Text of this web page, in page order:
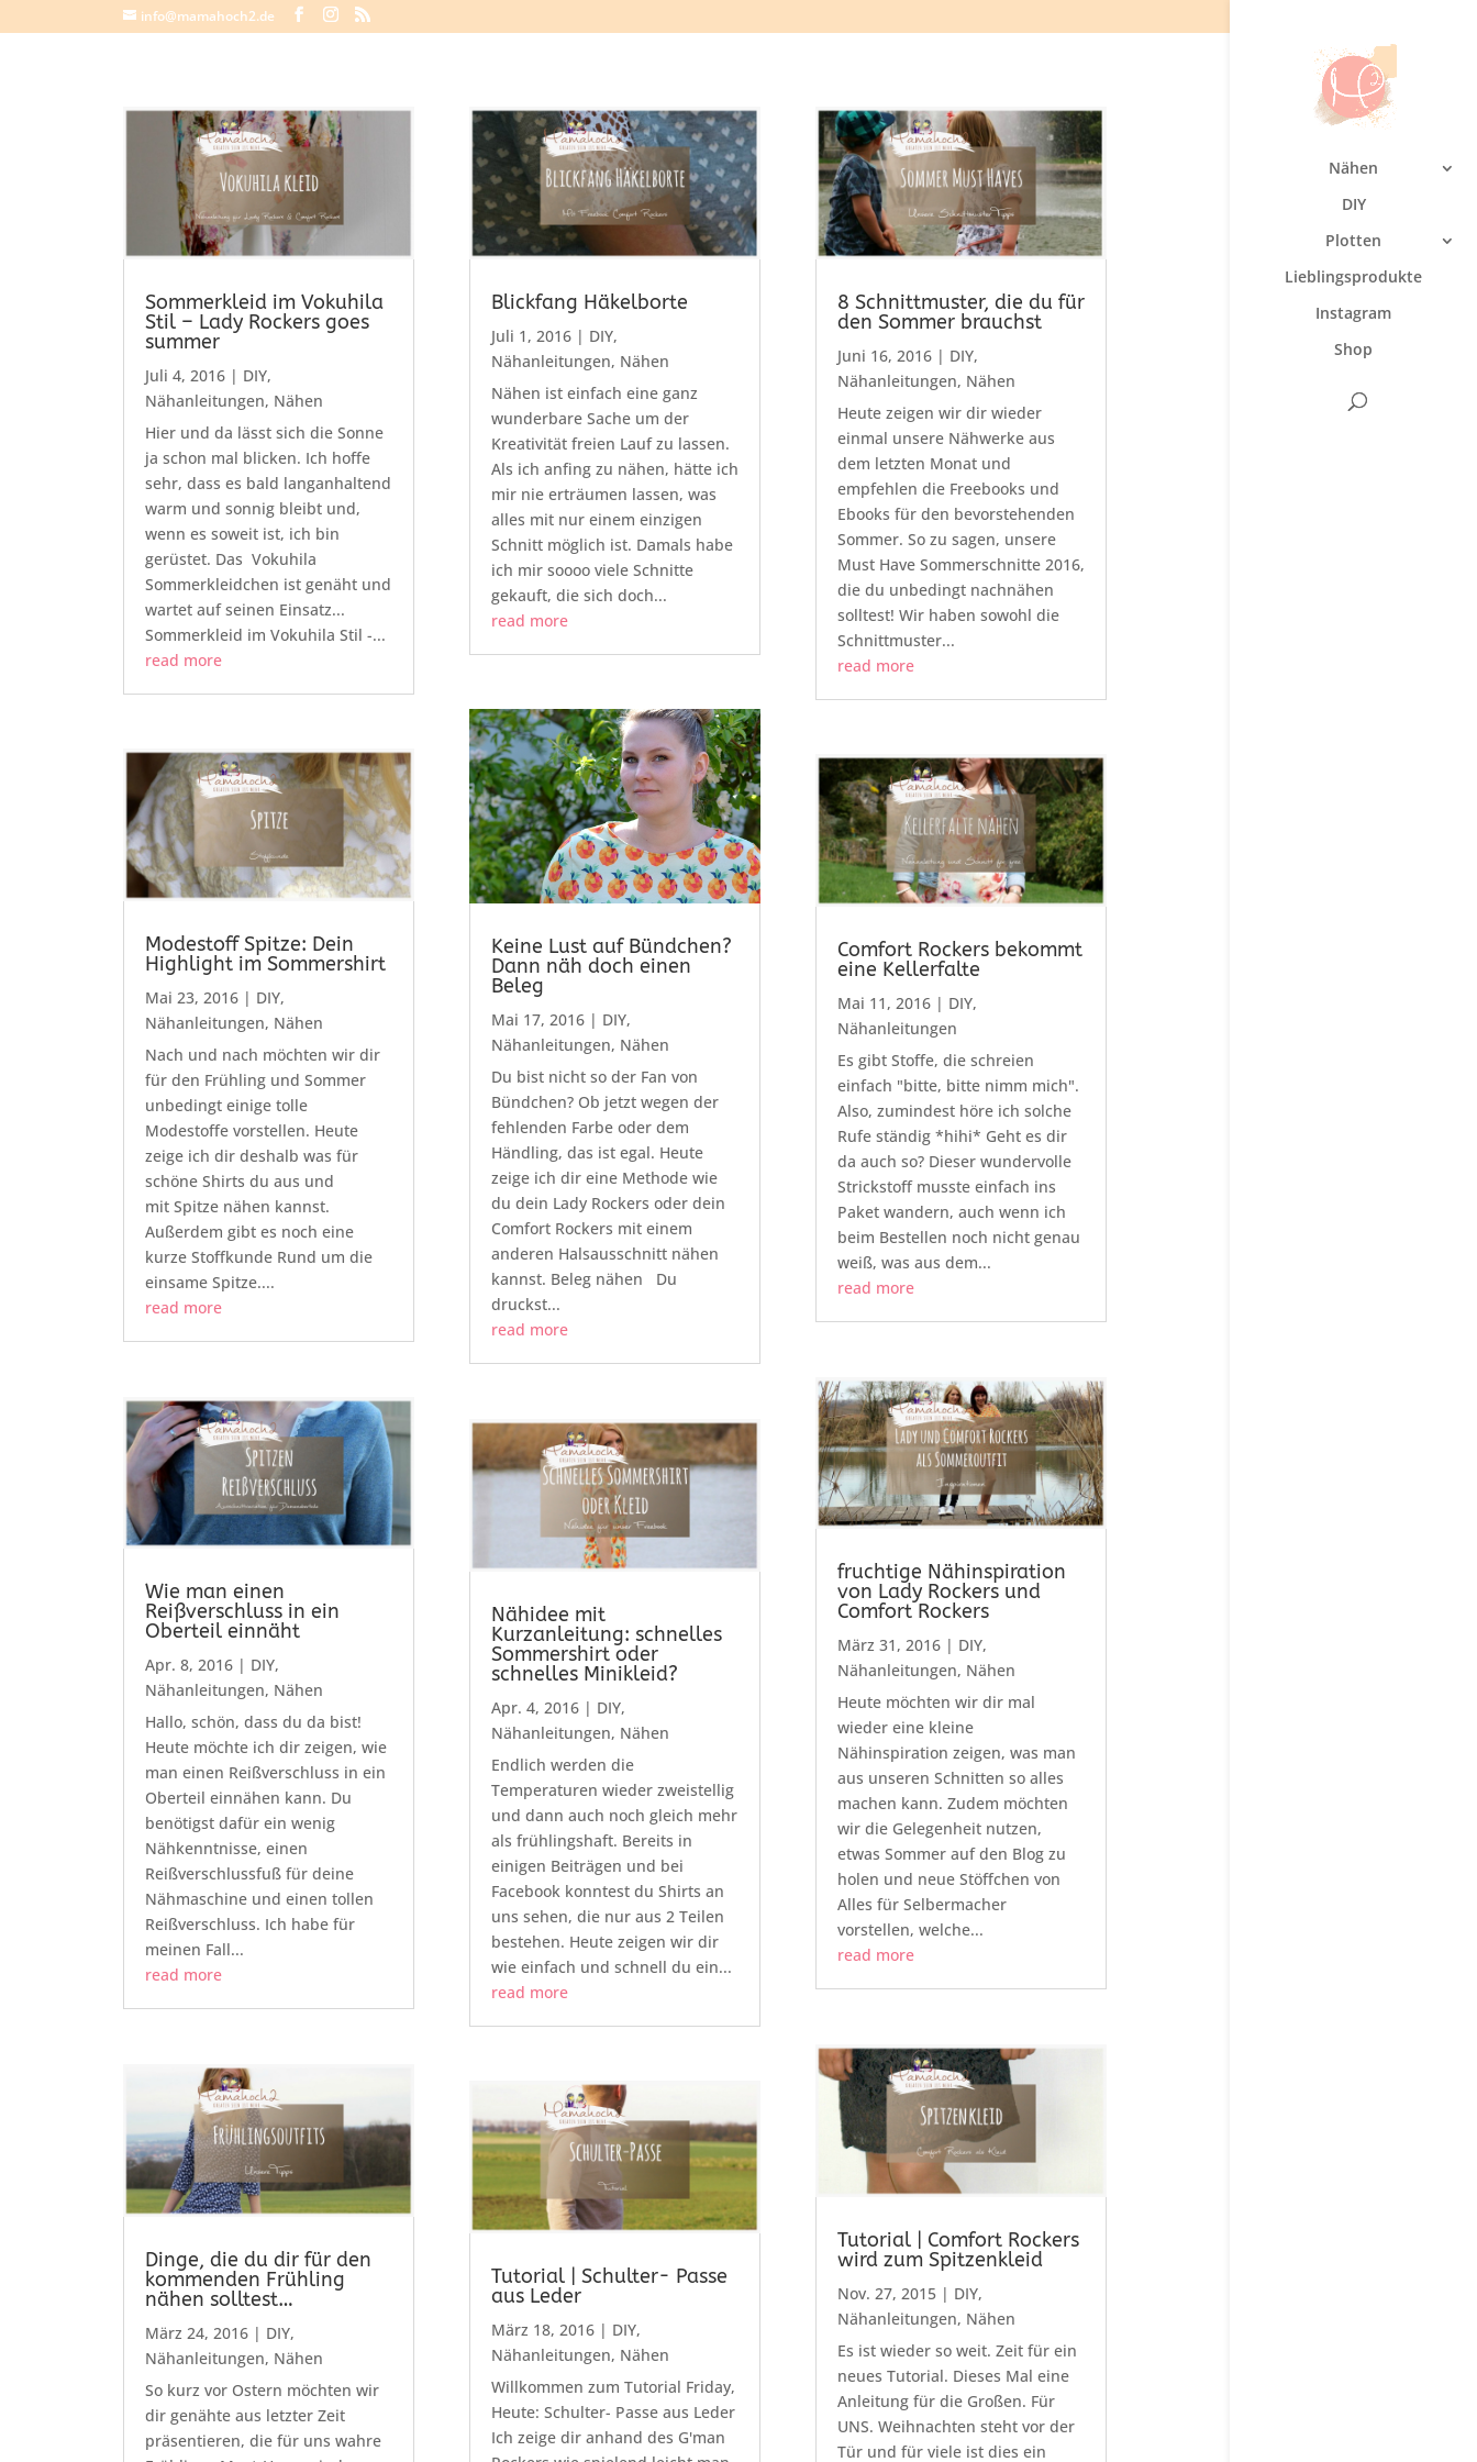
info@mamahoch2.de
Nähen
DIY
Plotten
Lieblingsprodukte
Instagram
Shop
Sommerkleid im Vokuhila
Stil – Lady Rockers goes
summer
Juli 4, 2016| DIY,
Nähanleitungen, Nähen
Hier und da lässt sich die Sonne
ja schon mal blicken. Ich hoffe
sehr, dass es bald langanhaltend
warm und sonnig bleibt und,
wenn es soweit ist, ich bin
gerüstet. Das Vokuhila
Sommerkleidchen ist genäht und
wartet auf seinen Einsatz...
Sommerkleid im Vokuhila Stil -...
read more
Modestoff Spitze: Dein
Highlight im Sommershirt
Mai 23, 2016| DIY,
Nähanleitungen, Nähen
Nach und nach möchten wir dir
für den Frühling und Sommer
unbedingt einige tolle
Modestoffe vorstellen. Heute
zeige ich dir deshalb was für
schöne Shirts du aus und
mit Spitze nähen kannst.
Außerdem gibt es noch eine
kurze Stoffkunde Rund um die
einsame Spitze....
read more
Wie man einen
Reißverschluss in ein
Oberteil einnäht
Apr. 8, 2016| DIY,
Nähanleitungen, Nähen
Hallo, schön, dass du da bist!
Heute möchte ich dir zeigen, wie
man einen Reißverschluss in ein
Oberteil einnähen kann. Du
benötigst dafür ein wenig
Nähkenntnisse, einen
Reißverschlussfuß für deine
Nähmaschine und einen tollen
Reißverschluss. Ich habe für
meinen Fall...
read more
Dinge, die du dir für den
kommenden Frühling
nähen solltest…
März 24, 2016| DIY,
Nähanleitungen, Nähen
So kurz vor Ostern möchten wir
dir genähte aus letzter Zeit
präsentieren, die für uns wahre
Blickfang Häkelborte
Juli 1, 2016| DIY,
Nähanleitungen, Nähen
Nähen ist einfach eine ganz
wunderbare Sache um der
Kreativität freien Lauf zu lassen.
Als ich anfing zu nähen, hätte ich
mir nie erträumen lassen, was
alles mit nur einem einzigen
Schnitt möglich ist. Damals habe
ich mir soooo viele Schnitte
gekauft, die sich doch...
read more
Keine Lust auf Bündchen?
Dann näh doch einen
Beleg
Mai 17, 2016| DIY,
Nähanleitungen, Nähen
Du bist nicht so der Fan von
Bündchen? Ob jetzt wegen der
fehlenden Farbe oder dem
Händling, das ist egal. Heute
zeige ich dir eine Methode wie
du dein Lady Rockers oder dein
Comfort Rockers mit einem
anderen Halsausschnitt nähen
kannst. Beleg nähen Du
druckst...
read more
Nähidee mit
Kurzanleitung: schnelles
Sommershirt oder
schnelles Minikleid?
Apr. 4, 2016| DIY,
Nähanleitungen, Nähen
Endlich werden die
Temperaturen wieder zweistellig
und dann auch noch gleich mehr
als frühlingshaft. Bereits in
einigen Beiträgen und bei
Facebook konntest du Shirts an
uns sehen, die nur aus 2 Teilen
bestehen. Heute zeigen wir dir
wie einfach und schnell du ein...
read more
Tutorial | Schulter- Passe
aus Leder
März 18, 2016| DIY,
Nähanleitungen, Nähen
Willkommen zum Tutorial Friday,
Heute: Schulter- Passe aus Leder
Ich zeige dir anhand des G'man
8 Schnittmuster, die du für
den Sommer brauchst
Juni 16, 2016| DIY,
Nähanleitungen, Nähen
Heute zeigen wir dir wieder
einmal unsere Nähwerke aus
dem letzten Monat und
empfehlen die Freebooks und
Ebooks für den bevorstehenden
Sommer. So zu sagen, unsere
Must Have Sommerschnitte 2016,
die du unbedingt nachnähen
solltest! Wir haben sowohl die
Schnittmuster...
read more
Comfort Rockers bekommt
eine Kellerfalte
Mai 11, 2016| DIY,
Nähanleitungen
Es gibt Stoffe, die schreien
einfach "bitte, bitte nimm mich".
Also, zumindest höre ich solche
Rufe ständig *hihi* Geht es dir
da auch so? Dieser wundervolle
Strickstoff musste einfach ins
Paket wandern, auch wenn ich
beim Bestellen noch nicht genau
weiß, was aus dem...
read more
fruchtige Nähinspiration
von Lady Rockers und
Comfort Rockers
März 31, 2016| DIY,
Nähanleitungen, Nähen
Heute möchten wir dir mal
wieder eine kleine
Nähinspiration zeigen, was man
aus unseren Schnitten so alles
machen kann. Zudem möchten
wir die Gelegenheit nutzen,
etwas Sommer auf den Blog zu
holen und neue Stöffchen von
Alles für Selbermacher
vorstellen, welche...
read more
Tutorial | Comfort Rockers
wird zum Spitzenkleid
Nov. 27, 2015| DIY,
Nähanleitungen, Nähen
Es ist wieder so weit. Zeit für ein
neues Tutorial. Dieses Mal eine
Anleitung für die Großen. Für
UNS. Weihnachten steht vor der
Tür und für viele ist dies ein